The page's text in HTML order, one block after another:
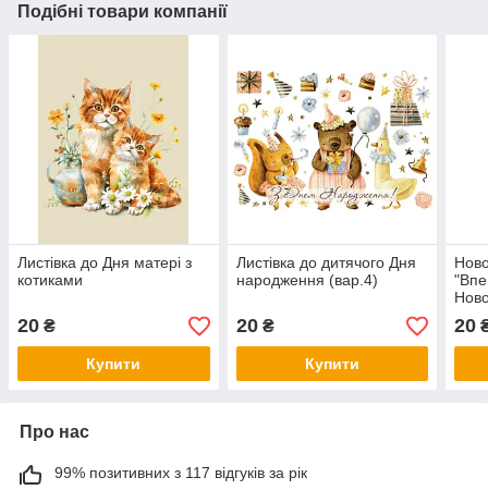
Подібні товари компанії
Листівка до Дня матері з
котиками
20 ₴
Купити
Листівка до дитячого Дня
народження (вар.4)
20₴
Купити
20
Про нас
99% позитивних з 117 відгуків за рік